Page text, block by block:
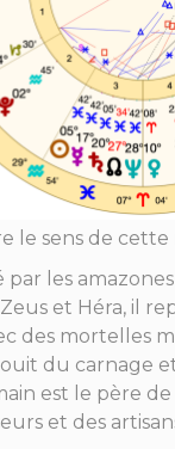
le sens de
par les
et Héra, il
des mortelles
du carnage
est le père
et des